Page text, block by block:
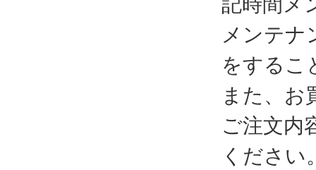
メンテナ
をするこ
また、お
ご注文内
ください